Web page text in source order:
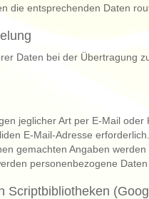
die entsprechenden Daten
Daten bei der Übertragung
jeglicher Art per E-Mail
E-Mail-Adresse
gemachten Angaben
personenbezogene
Scriptbibliotheken